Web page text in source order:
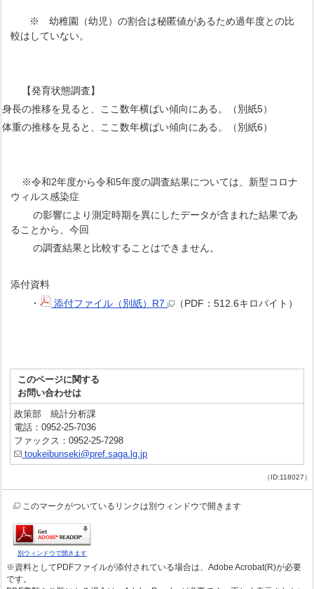
※ 幼稚園（幼児）の割合は秘匿値があるため過年度との比
較はしていない。
【発育状態調査】
長の推移を見ると、ここ数年横ばい傾向にある。（別紙5）
重の推移を見ると、ここ数年横ばい傾向にある。（別紙6）
※令和2年度から令和5年度の調査結果については、新型コロナ
ウィルス感染症
の影響により測定時期を異にしたデータが含まれた結果であ
ることから、今回
の調査結果と比較することはできません。
添付資料
・
添付ファイル（別紙）R7 （PDF：512.6キロバイト）
このページに関する
お問い合わせは
政策部 統計分析課
電話：0952-25-7036
ファックス：0952-25-7298
toukeibunseki@pref.saga.lg.jp
（ID:118027）
このマークがついているリンクは別ウィンドウで開きます
別ウィンドウで開きます
※資料としてPDFファイルが添付されている場合は、Adobe Acrobat(R)が必要
です。